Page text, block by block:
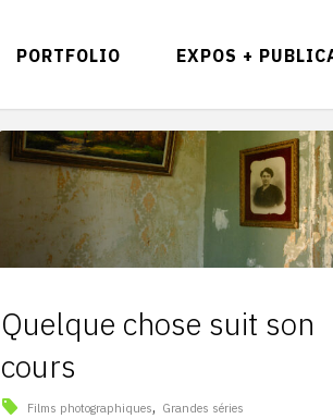
PORTFOLIO EXPOS +
Quelque chose suit son
cours
Films photographiques, Grandes séries